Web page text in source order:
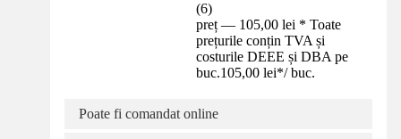
(6)
preț — 105,00 lei * Toate
prețurile conțin TVA și
costurile DEEE și DBA pe
buc.105,00 lei*/ buc.
Poate fi comandat online